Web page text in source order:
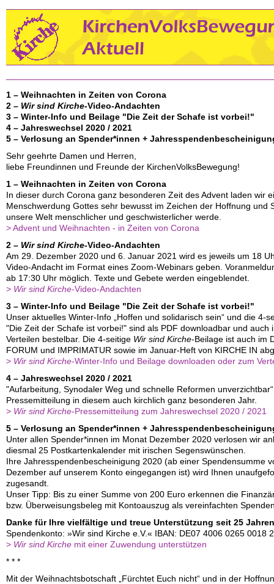
1 – Weihnachten in Zeiten von Corona
2 – Wirsind Kirche-Video-Andachten
3 – Winter-Info und Beilage "Die Zeit der Schafe ist vorbei!"
4 – Jahreswechsel 2020 / 2021
5 – Verlosung an Spender*innen +
Sehr geehrte Damen und Herren,
liebe Freundinnen und Freunde der KirchenVolksBewegung!
1 – Weihnachten in Zeiten von Corona
In dieser durch Corona ganz besonderen Zeit des Advent laden wir
Menschwerdung Gottes sehr bewusst im Zeichen der Hoffnung und
unsere Welt menschlicher und geschwisterlicher werde.
> Advent und Weihnachten - in Zeiten von Corona
2 – Wirsind Kirche-Video-Andachten
Am 29. Dezember 2020 und 6. Januar 2021 wird es jeweils um 18
Video-Andacht im Format eines Zoom-Webinars geben.
ab 17:30 Uhr möglich. Texte und Gebete werden eingeblendet.
> Wir sind Kirche-Video-Andachten
3 – Winter-Info und Beilage "Die Zeit der Schafe ist vorbei!"
Unser aktuelles Winter-Info „Hoffen und solidarisch sein“ und die 4-
"Die Zeit der Schafe ist vorbei!" sind als PDF downloadbar und auch
Verteilen bestelbar. Die 4-seitige Wir sind Kirche-Beilage ist auch im
FORUM und IMPRIMATUR sowie im Januar-Heft von KIRCHE IN
> Wir sind Kirche-Winter-Info und Beilage downloaden oder zum
4 – Jahreswechsel 2020 / 2021
"Aufarbeitung, Synodaler Weg und schnelle Reformen
Pressemitteilung in diesem auch kirchlich ganz besonderen Jahr.
> Wir sind Kirche-Pressemitteilung zum Jahreswechsel 2020 / 2021
5 – Verlosung an Spender*innen +
Unter allen Spender*innen im Monat Dezember 2020 verlosen wir
diesmal 25 Postkartenkalender mit irischen Segenswünschen.
Ihre Jahresspendenbescheinigung 2020 (ab einer Spendensumme
Dezember auf unserem Konto eingegangen ist) wird Ihnen
zugesandt.
Unser Tipp: Bis zu einer Summe von 200 Euro erkennen die
bzw. Überweisungsbeleg mit Kontoauszug als vereinfachten
Danke für Ihre vielfältige und treue Unterstützung seit 25
Spendenkonto: »Wir sind Kirche e.V.« IBAN: DE07 4006 0265 0018
> Wir sind Kirche mit einer Zuwendung unterstützen
* * *
Mit der Weihnachtsbotschaft „Fürchtet Euch nicht“ und in der